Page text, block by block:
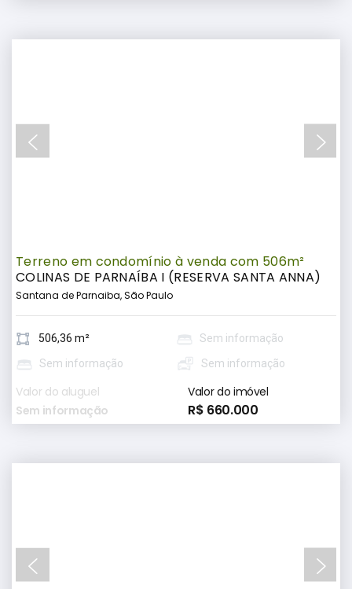
Terreno em condomínio à venda com 506m²
COLINAS DE PARNAÍBA I (RESERVA SANTA ANNA)
Santana de Parnaiba, São Paulo
506,36 m²
Sem informação
Sem informação
Sem informação
Valor do aluguel
Sem informação
Valor do imóvel
R$ 660.000